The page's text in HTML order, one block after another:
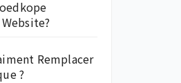
Remplacer
?